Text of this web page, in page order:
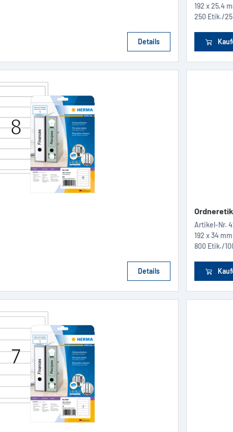
Details
192 x 25,4
250 Etik./
Details
Artikel-Nr.
192 x 34 mm
800 Etik./